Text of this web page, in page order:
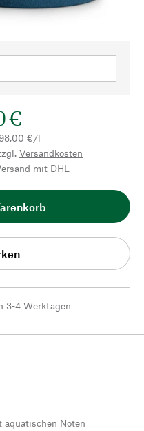
€
€/l
Versandkosten
mit DHL
3-4 Werktagen
Noten